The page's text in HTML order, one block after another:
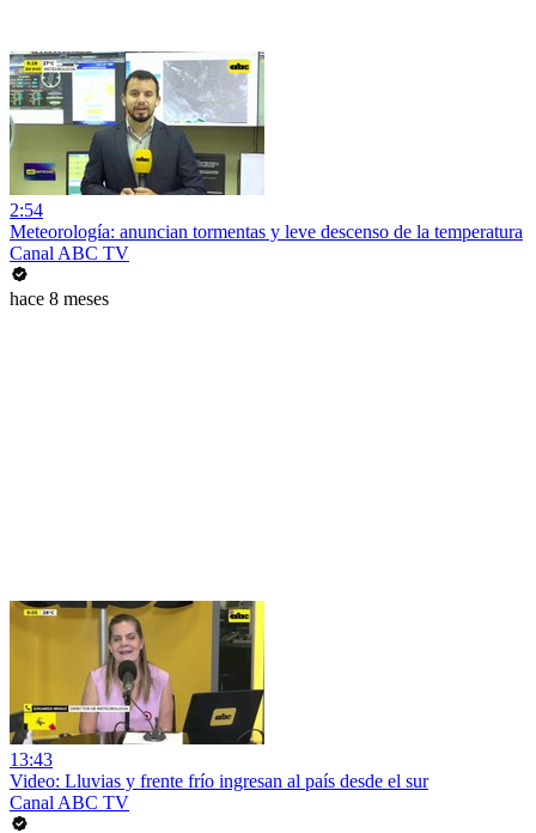
2:54
Meteorología: anuncian tormentas y leve descenso de la temperatura
Canal ABC TV
hace 8 meses
13:43
Video: Lluvias y frente frío ingresan al país desde el sur
Canal ABC TV